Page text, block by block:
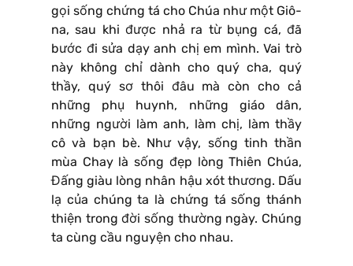
gọi sống chứng tá cho Chúa như một Giô-
na, sau khi được nhả ra từ bụng cá, đã
bước đi sửa dạy anh chị em mình. Vai trò
này không chỉ dành cho quý cha, quý
thầy, quý sơ thôi đâu mà còn cho cả
những phụ huynh, những giáo dân,
những người làm anh, làm chị, làm thầy
cô và bạn bè. Như vậy, sống tinh thần
mùa Chay là sống đẹp lòng Thiên Chúa,
Đấng giàu lòng nhân hậu xót thương. Dấu
lạ của chúng ta là chứng tá sống thánh
thiện trong đời sống thường ngày. Chúng
ta cùng cầu nguyện cho nhau.